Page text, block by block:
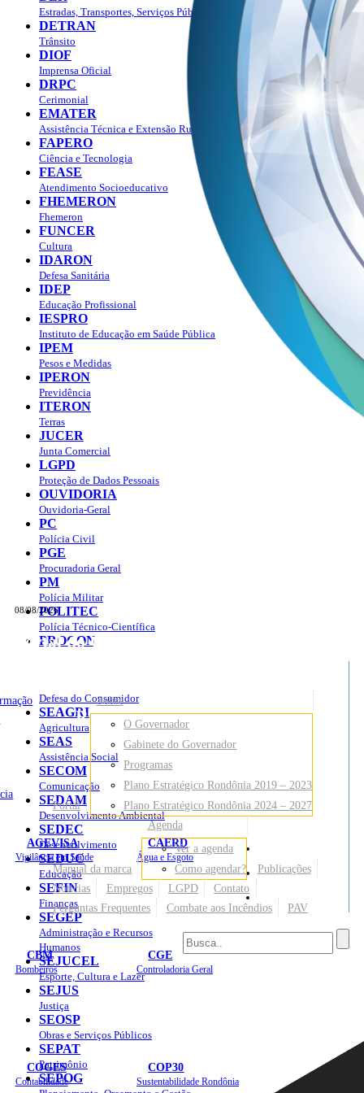
08/08/2026
Portal do Governo do
Rondônia
AGEVISA
Vigilância em Saúde
CAERD
Água e Esgoto
CBM
Bombeiros
CGE
Controladoria Geral
COGES
Contabilidade
COP30
Sustentabilidade Rondônia
Sites
Portal
Sobre
O Governador
Gabinete do Governador
Programas
Plano Estratégico Rondônia 2019 – 2023
Plano Estratégico Rondônia 2024 – 2027
Manual da marca
Agenda
Ver a agenda
Como agendar?
Publicações
Notícias
Empregos LGPD
Contato
Perguntas Frequentes
Combate aos Incêndios PAV
Estradas, Transportes, Serviços Públicos
DETRAN
Trânsito
DIOF
Imprensa Oficial
DRPC
Cerimonial
EMATER
Assistência Técnica e Extensão Rural
FAPERO
Ciência e Tecnologia
FEASE
Atendimento Socioeducativo
FHEMERON
Fhemeron
FUNCER
Cultura
IDARON
Defesa Sanitária
IDEP
Educação Profissional
IESPRO
Instituto de Educação em Saúde Pública
IPEM
Pesos e Medidas
IPERON
Previdência
ITERON
Terras
JUCER
Junta Comercial
LGPD
Proteção de Dados Pessoais
OUVIDORIA
Ouvidoria-Geral
PC
Polícia Civil
PGE
Procuradoria Geral
PM
Polícia Militar
POLITEC
Polícia Técnico-Científica
PROCON
Defesa do Consumidor
SEAGRI
Agricultura
SEAS
Assistência Social
SECOM
Comunicação
SEDAM
Desenvolvimento Ambiental
SEDEC
Desenvolvimento
SEDUC
Educação
SEFIN
Finanças
SEGEP
Administração e Recursos
Humanos
SEJUCEL
Esporte, Cultura e Lazer
SEJUS
Justiça
SEOSP
Obras e Serviços Públicos
SEPAT
Patrimônio
SEPOG